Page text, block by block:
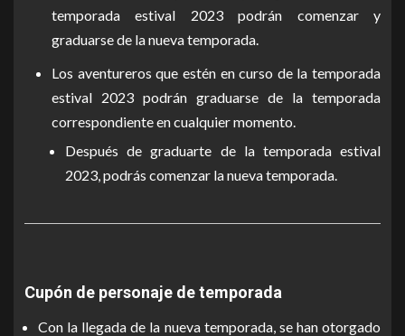
temporada estival 2023 podrán comenzar y
graduarse de la nueva temporada.
Los aventureros que estén en curso de la temporada
estival 2023 podrán graduarse de la temporada
correspondiente en cualquier momento.
Después de graduarte de la temporada estival
2023, podrás comenzar la nueva temporada.
Cupón de personaje de temporada
Con la llegada de la nueva temporada, se han otorgado